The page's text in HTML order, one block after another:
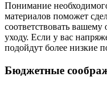
Понимание
материалов поможет
соответствовать
уходу. Если у вас
подойдут более низкие
Бюджетные